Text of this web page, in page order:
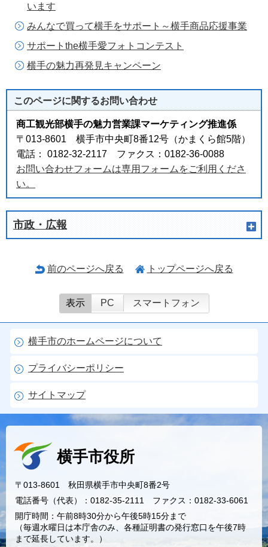
います
みんなで買って横手をサポート～横手商品応援事業
サポートthe横手愛フォトコンテスト
横手の魅力再発見キャンペーン
このページに関するお問い合わせ
商工観光部横手の魅力営業課マーケティング推進係
〒013-8601 横手市中央町8番12号（かまくら館5階）
電話： 0182-32-2117 ファクス：0182-36-0088
お問い合わせフォームは専用フォームをご利用くださ
い。
市政・広報
前のページへ戻る トップページへ戻る
表示 PC スマートフォン
横手市のホームページについて
プライバシーポリシー
サイトマップ
横手市役所
〒013-8601 秋田県横手市中央町8番2号
電話番号（代表）：0182-35-2111 ファクス：0182-33-6061
開庁時間：午前8時30分から午後5時15分まで
（毎週水曜日は本庁舎のみ、各種証明書の発行窓口を午後7時
まで延長しています。）